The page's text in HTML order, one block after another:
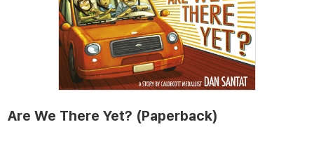
Are We There Yet? (Paperback)